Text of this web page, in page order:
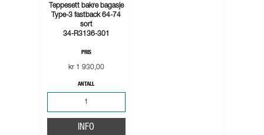
Teppesett bakre bagasje
Type-3 fastback 64-74
sort
34-R3136-301
PRIS
kr 1 930,00
ANTALL
INFO